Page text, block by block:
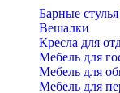
Барные
Вешалки
Кресла для
Мебель для
Мебель для
Мебель для